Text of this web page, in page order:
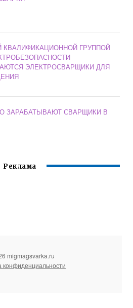
КВАЛИФИКАЦИОННОЙ ГРУППОЙ
ЭЛЕКТРОСВАРЩИКИ ДЛЯ
ЗАРАБАТЫВАЮТ СВАРЩИКИ В
Реклама
migmagsvarka.ru
конфиденциальности